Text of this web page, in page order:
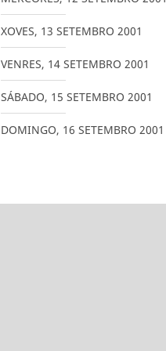
XOVES, 13 SETEMBRO 2001
VENRES, 14 SETEMBRO 2001
SÁBADO, 15 SETEMBRO 2001
DOMINGO, 16 SETEMBRO 2001